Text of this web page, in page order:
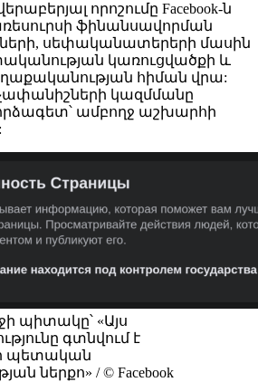
որոշումը Facebook-ն
ֆինանսավորման
սեփականատերերի մասին
կառուցվածքի և
հիման վրա:
կազմմանը
ամբողջ աշխարհի
պիտակը՝ «Այս
գտնվում է
պետական
ներքո» / © Facebook